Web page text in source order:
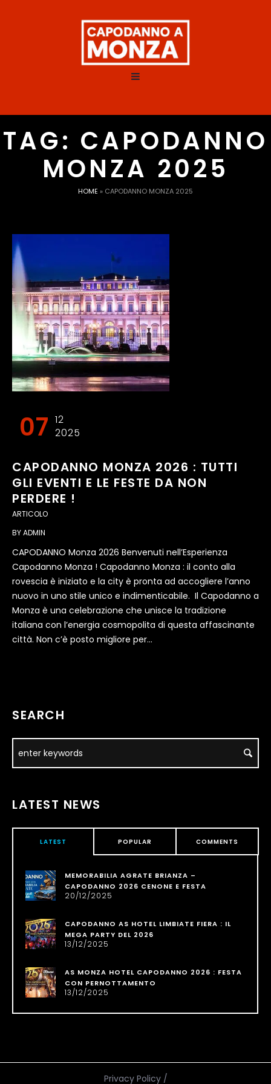
TAG: CAPODANNO
MONZA 2025
HOME » CAPODANNO MONZA 2025
07 12
2025
CAPODANNO MONZA 2026 : TUTTI
GLI EVENTI E LE FESTE DA NON
PERDERE !
ARTICOLO
BYADMIN
CAPODANNO Monza 2026 Benvenuti nell’Esperienza
Capodanno Monza ! Capodanno Monza : il conto alla
rovescia è iniziato e la city è pronta ad accogliere l’anno
nuovo in uno stile unico e indimenticabile. Il Capodanno a
Monza è una celebrazione che unisce la tradizione
italiana con l’energia cosmopolita di questa affascinante
città. Non c’è posto migliore per...
SEARCH
LATEST NEWS
LATEST POPULAR COMMENTS
MEMORABILIA AGRATE BRIANZA –
CAPODANNO 2026 CENONE E FESTA
20/12/2025
CAPODANNO AS HOTEL LIMBIATE FIERA : IL
MEGA PARTY DEL 2026
13/12/2025
AS MONZA HOTEL CAPODANNO 2026 : FESTA
CON PERNOTTAMENTO
13/12/2025
Privacy Policy/